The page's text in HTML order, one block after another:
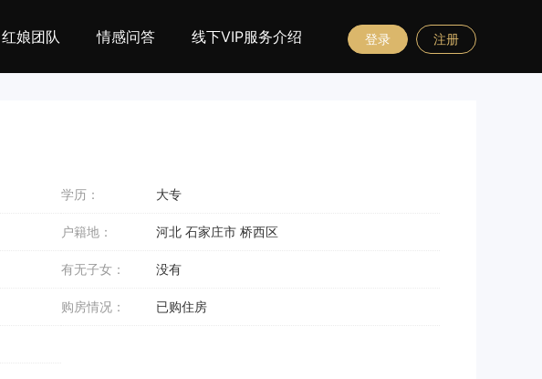
登录 注册
红娘团队 情感问答 线下VIP服务介绍
学历： 大专
户籍地： 河北 石家庄市 桥西区
有无子女： 没有
购房情况： 已购住房